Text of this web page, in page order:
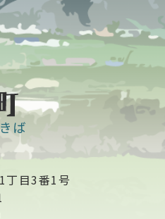
丁目3番1号